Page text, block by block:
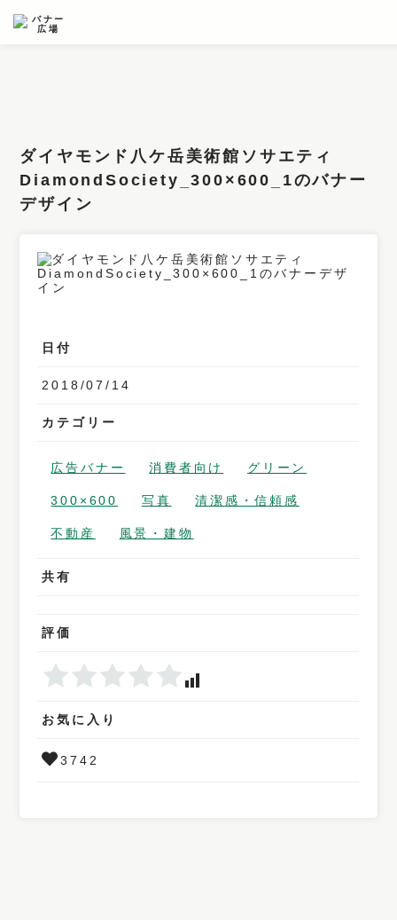
フィルター
サイズ
業種
タイプ
要素
ダイヤモンド八ケ岳美術館ソサエティ
DiamondSociety_300×600_1のバナー
デザイン
日付
2018/07/14
カテゴリー
広告バナー 消費者向け グリーン
300×600 写真 清潔感・信頼感
不動産 風景・建物
共有
評価
お気に入り
3742